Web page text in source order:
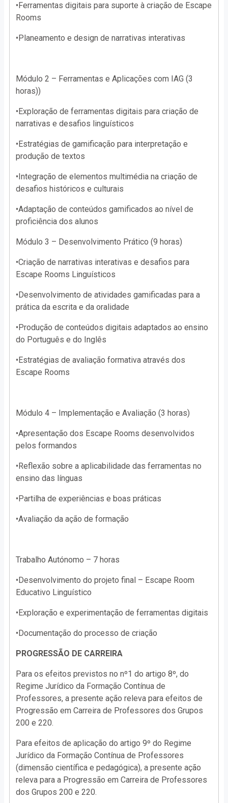
•Ferramentas digitais para suporte à criação de Escape
Rooms
•Planeamento e design de narrativas interativas
Módulo 2 – Ferramentas e Aplicações com IAG (3
horas))
•Exploração de ferramentas digitais para criação de
narrativas e desafios linguísticos
•Estratégias de gamificação para interpretação e
produção de textos
•Integração de elementos multimédia na criação de
desafios históricos e culturais
•Adaptação de conteúdos gamificados ao nível de
proficiência dos alunos
Módulo 3 – Desenvolvimento Prático (9 horas)
•Criação de narrativas interativas e desafios para
Escape Rooms Linguísticos
•Desenvolvimento de atividades gamificadas para a
prática da escrita e da oralidade
•Produção de conteúdos digitais adaptados ao ensino
do Português e do Inglês
•Estratégias de avaliação formativa através dos
Escape Rooms
Módulo 4 – Implementação e Avaliação (3 horas)
•Apresentação dos Escape Rooms desenvolvidos
pelos formandos
•Reflexão sobre a aplicabilidade das ferramentas no
ensino das línguas
•Partilha de experiências e boas práticas
•Avaliação da ação de formação
Trabalho Autónomo – 7 horas
•Desenvolvimento do projeto final – Escape Room
Educativo Linguístico
•Exploração e experimentação de ferramentas digitais
•Documentação do processo de criação
PROGRESSÃO DE CARREIRA
Para os efeitos previstos no nº1 do artigo 8º, do
Regime Jurídico da Formação Contínua de
Professores, a presente ação releva para efeitos de
Progressão em Carreira de Professores dos Grupos
200 e 220.
Para efeitos de aplicação do artigo 9º do Regime
Jurídico da Formação Contínua de Professores
(dimensão científica e pedagógica), a presente ação
releva para a Progressão em Carreira de Professores
dos Grupos 200 e 220.